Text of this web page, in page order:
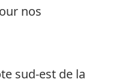
nos
sud-est de la